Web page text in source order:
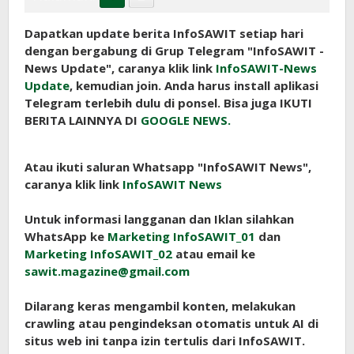
Dapatkan update berita InfoSAWIT setiap hari
dengan bergabung di Grup Telegram "InfoSAWIT -
News Update", caranya klik link InfoSAWIT-News
Update, kemudian join. Anda harus install aplikasi
Telegram terlebih dulu di ponsel. Bisa juga IKUTI
BERITA LAINNYA DI GOOGLE NEWS.
Atau ikuti saluran Whatsapp "InfoSAWIT News",
caranya klik link InfoSAWIT News
Untuk informasi langganan dan Iklan silahkan
WhatsApp ke Marketing InfoSAWIT_01 dan
Marketing InfoSAWIT_02 atau email ke
sawit.magazine@gmail.com
Dilarang keras mengambil konten, melakukan
crawling atau pengindeksan otomatis untuk AI di
situs web ini tanpa izin tertulis dari InfoSAWIT.